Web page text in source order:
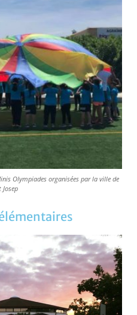
Olympiades organisées par la ville de
Josep